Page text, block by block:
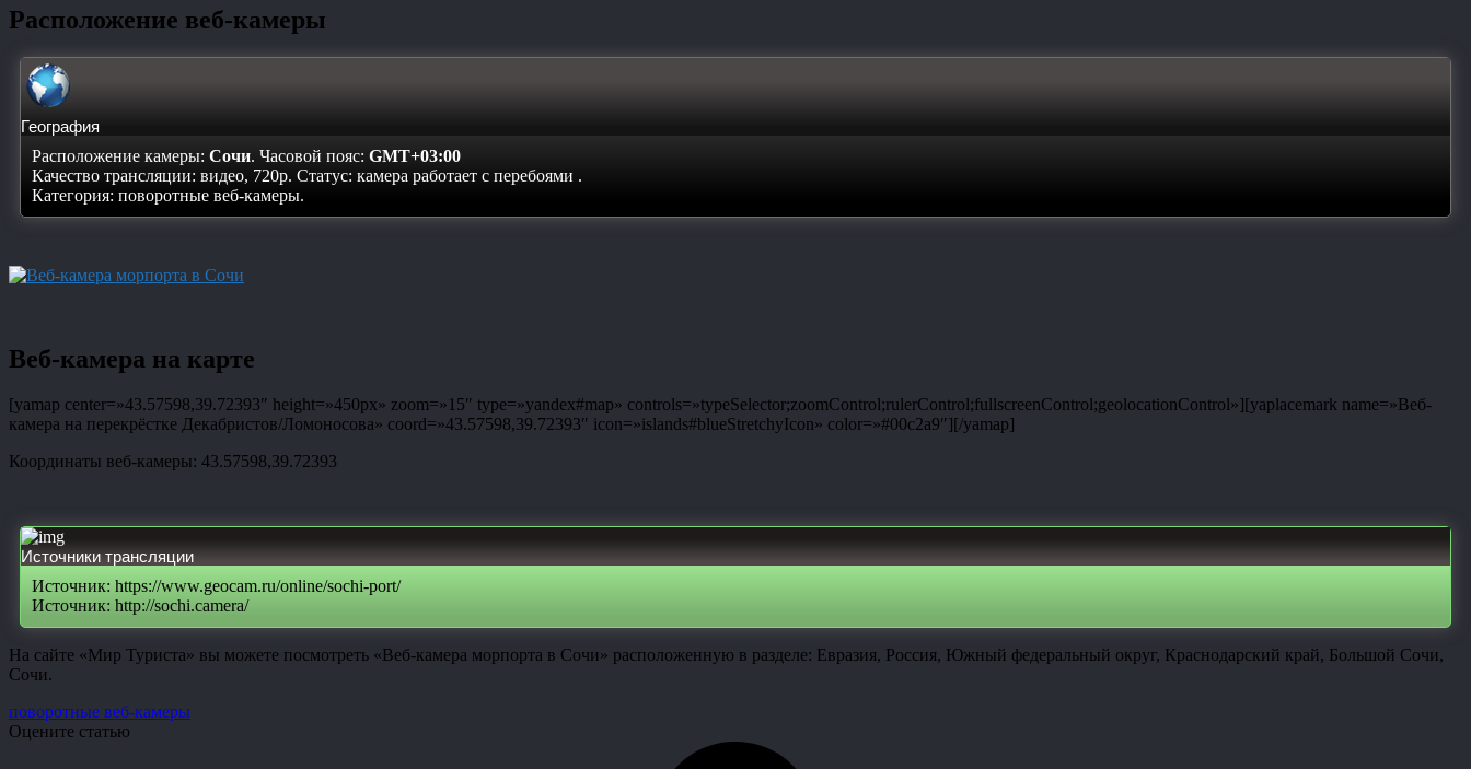
Расположение веб-камеры
География
Расположение камеры: Сочи. Часовой пояс: GMT+03:00
Качество трансляции: видео, 720p. Статус: камера работает с перебоями .
Категория: поворотные веб-камеры.
Веб-камера на карте
[yamap center=»43.57598,39.72393″ height=»450px» zoom=»15″ type=»yandex#map» controls=»typeSelector;zoomControl;rulerControl;fullscreenControl;geolocationControl»][yaplacemark name=»Веб-
камера на перекрёстке Декабристов/Ломоносова» coord=»43.57598,39.72393″ icon=»islands#blueStretchyIcon» color=»#00c2a9″][/yamap]
Координаты веб-камеры: 43.57598,39.72393
Источники трансляции
Источник: https://www.geocam.ru/online/sochi-port/
Источник: http://sochi.camera/
На сайте «Мир Туриста» вы можете посмотреть «Веб-камера морпорта в Сочи» расположенную в разделе: Евразия, Россия, Южный федеральный округ, Краснодарский край, Большой Сочи,
Сочи.
поворотные веб-камеры
Оцените статью